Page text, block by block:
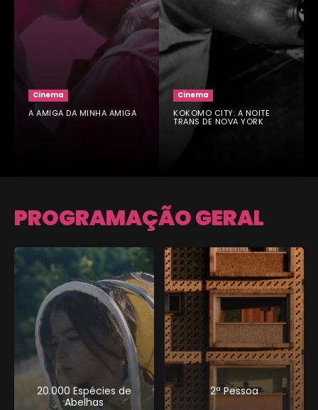
Cinema
A AMIGA DA MINHA AMIGA
Cinema
KOKOMO CITY: A NOITE
TRANS DE NOVA YORK
PROGRAMAÇÃO GERAL
20.000 Espécies de
Abelhas
2ª Pessoa